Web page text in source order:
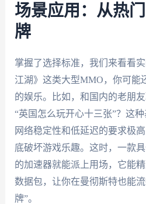
场景应用：从热
牌
掌握了选择标准，我们来看看
江湖》这类大型MMO，你可能
的娱乐。比如，和国内的老朋
“英国怎么玩开心十三张”？这
网络稳定性和低延迟的要求极
底破坏游戏乐趣。这时，一款
的加速器就能派上用场，它能
数据包，让你在曼彻斯特也能
牌”。